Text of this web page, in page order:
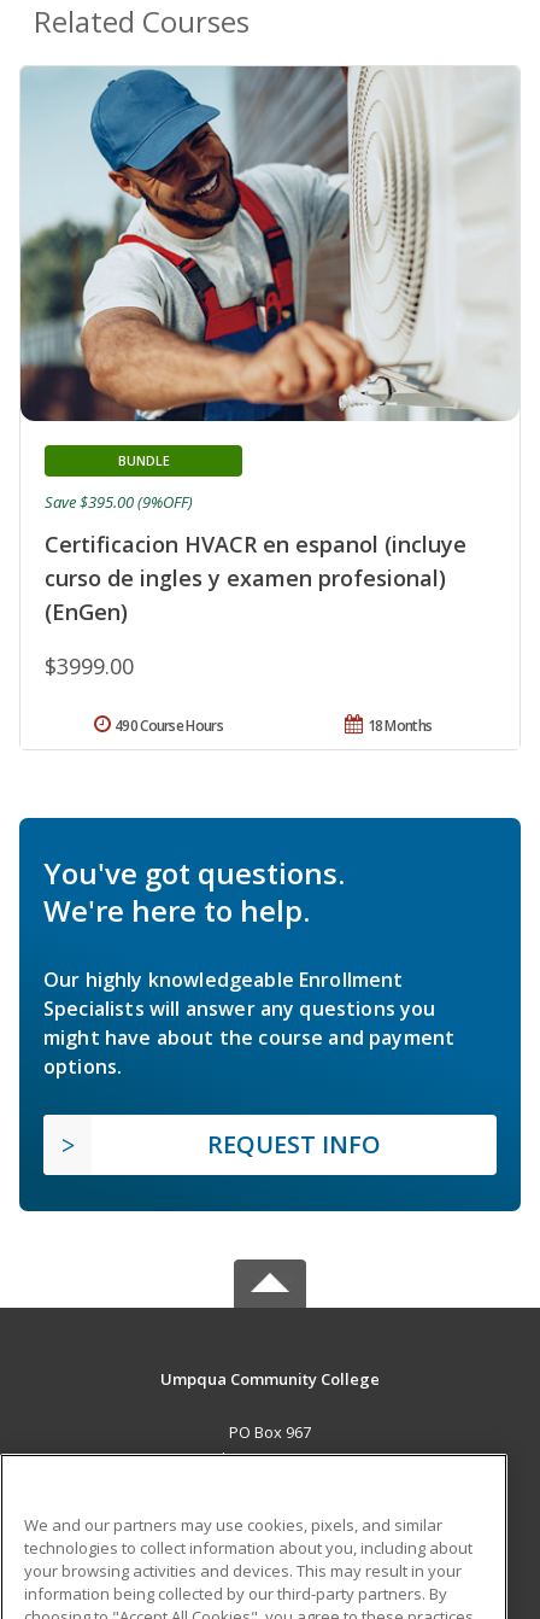
Related Courses
Certificacion HVACR en espanol (incluye
curso de ingles y examen profesional)
(EnGen)
BUNDLE
$3999.00
Save $395.00 (9%OFF)
18 Months
490 Course Hours
You've got questions.
We're here to help.
Our highly knowledgeable Enrollment
Specialists will answer any questions you
might have about the course and payment
options.
REQUEST INFO
Umpqua Community College
PO Box 967
Roseburg, OR 97470 US
Career Training
ADDITIONAL RESOURCES
We and our partners may use cookies, pixels, and similar
technologies to collect information about you, including about
your browsing activities and devices. This may result in your
information being collected by our third-party partners. By